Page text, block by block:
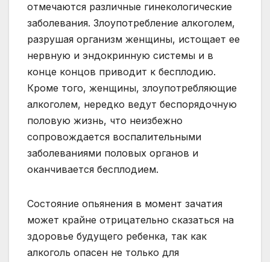
отмечаются различные гинекологические
заболевания. Злоупотребление алкоголем,
разрушая организм женщины, истощает ее
нервную и эндокринную системы и в
конце концов приводит к бесплодию.
Кроме того, женщины, злоупотребляющие
алкоголем, нередко ведут беспорядочную
половую жизнь, что неизбежно
сопровождается воспалительными
заболеваниями половых органов и
оканчивается бесплодием.
Состояние опьянения в момент зачатия
может крайне отрицательно сказаться на
здоровье будущего ребенка, так как
алкоголь опасен не только для